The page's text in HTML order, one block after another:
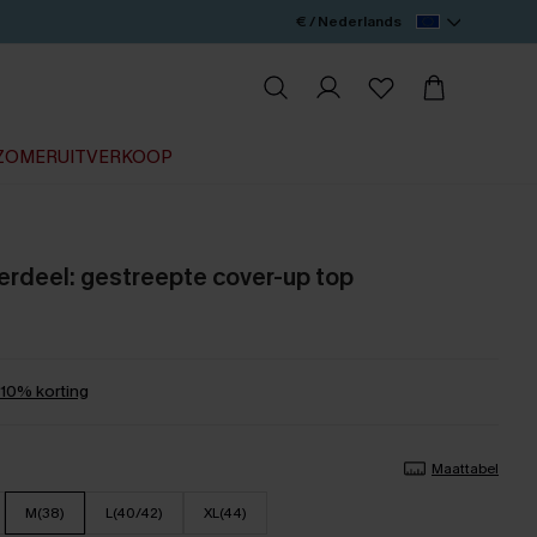
€ / Nederlands
gestreepte cover-up top
korting
Maattabel
M(38) L(40/42) XL(44)